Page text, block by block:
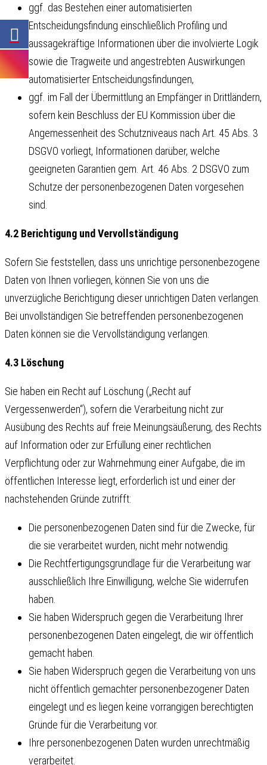
ggf. das Bestehen einer automatisierten
Entscheidungsfindung einschließlich Profiling und
aussagekräftige Informationen über die involvierte Logik
sowie die Tragweite und angestrebten Auswirkungen
automatisierter Entscheidungsfindungen,
ggf. im Fall der Übermittlung an Empfänger in Drittländern,
sofern kein Beschluss der EU Kommission über die
Angemessenheit des Schutzniveaus nach Art. 45 Abs. 3
DSGVO vorliegt, Informationen darüber, welche
geeigneten Garantien gem. Art. 46 Abs. 2 DSGVO zum
Schutze der personenbezogenen Daten vorgesehen
sind.
4.2 Berichtigung und Vervollständigung
Sofern Sie feststellen, dass uns unrichtige personenbezogene
Daten von Ihnen vorliegen, können Sie von uns die
unverzügliche Berichtigung dieser unrichtigen Daten verlangen.
Bei unvollständigen Sie betreffenden personenbezogenen
Daten können sie die Vervollständigung verlangen.
4.3 Löschung
Sie haben ein Recht auf Löschung („Recht auf
Vergessenwerden“), sofern die Verarbeitung nicht zur
Ausübung des Rechts auf freie Meinungsäußerung, des Rechts
auf Information oder zur Erfüllung einer rechtlichen
Verpflichtung oder zur Wahrnehmung einer Aufgabe, die im
öffentlichen Interesse liegt, erforderlich ist und einer der
nachstehenden Gründe zutrifft:
Die personenbezogenen Daten sind für die Zwecke, für
die sie verarbeitet wurden, nicht mehr notwendig.
Die Rechtfertigungsgrundlage für die Verarbeitung war
ausschließlich Ihre Einwilligung, welche Sie widerrufen
haben.
Sie haben Widerspruch gegen die Verarbeitung Ihrer
personenbezogenen Daten eingelegt, die wir öffentlich
gemacht haben.
Sie haben Widerspruch gegen die Verarbeitung von uns
nicht öffentlich gemachter personenbezogener Daten
eingelegt und es liegen keine vorrangigen berechtigten
Gründe für die Verarbeitung vor.
Ihre personenbezogenen Daten wurden unrechtmäßig
verarbeitet.